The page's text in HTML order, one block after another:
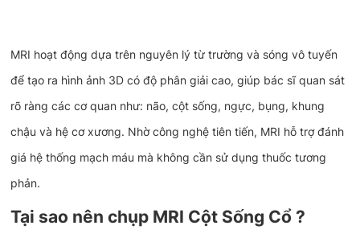
MRI hoạt động dựa trên nguyên lý từ trường và sóng vô tuyến
để tạo ra hình ảnh 3D có độ phân giải cao, giúp bác sĩ quan sát
rõ ràng các cơ quan như: não, cột sống, ngực, bụng, khung
chậu và hệ cơ xương. Nhờ công nghệ tiên tiến, MRI hỗ trợ đánh
giá hệ thống mạch máu mà không cần sử dụng thuốc tương
phản.
Tại sao nên chụp MRI Cột Sống Cổ ?